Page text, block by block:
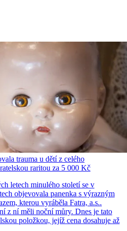
trauma u dětí z celého
raritou za 5 000 Kč
letech minulého století se v
objevovala panenka s výrazným
kterou vyráběla Fatra, a.s..
z ní měli noční můry. Dnes je tato
položkou, jejíž cena dosahuje až